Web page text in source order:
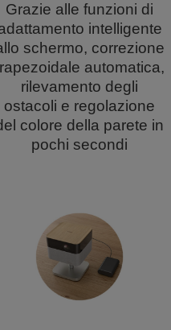
Grazie alle funzioni di
intelligente
schermo, correzione
automatica,
rilevamento degli
ostacoli e regolazione
colore della parete in
pochi secondi